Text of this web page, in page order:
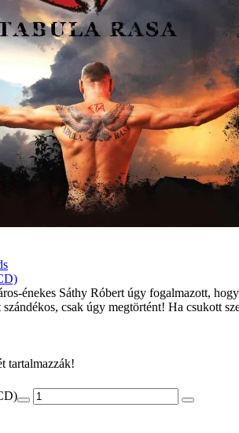
énekes Sáthy Róbert úgy fogalmazott,
csak úgy megtörtént! Ha csukott
tartalmazzák!